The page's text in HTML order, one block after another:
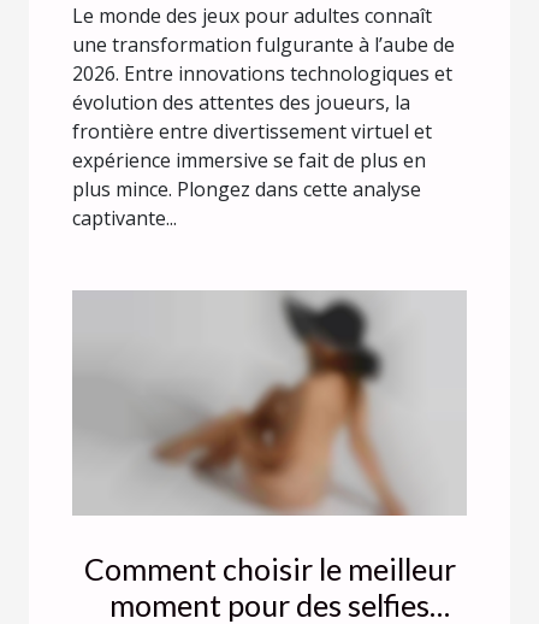
Le monde des jeux pour adultes connaît
une transformation fulgurante à l’aube de
2026. Entre innovations technologiques et
évolution des attentes des joueurs, la
frontière entre divertissement virtuel et
expérience immersive se fait de plus en
plus mince. Plongez dans cette analyse
captivante...
Comment choisir le meilleur
moment pour des selfies